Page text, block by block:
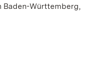
Baden-Württemberg,